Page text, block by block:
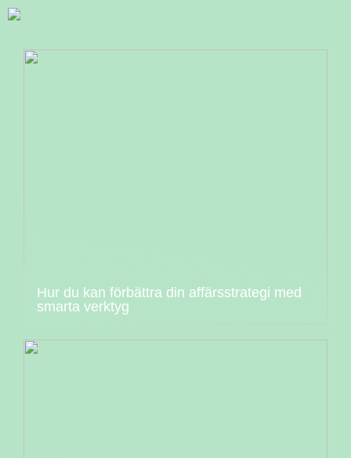
Hur du kan förbättra din affärsstrategi med
smarta verktyg